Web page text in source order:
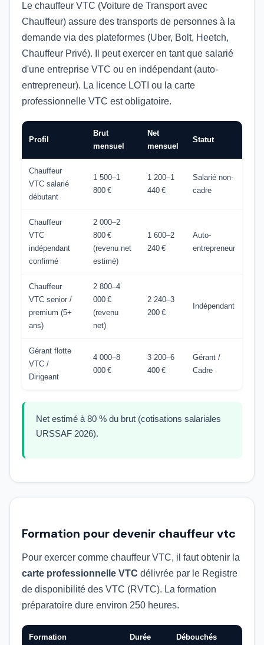
Le chauffeur VTC (Voiture de Transport avec
Chauffeur) assure des transports de personnes à la
demande via des plateformes (Uber, Bolt, Heetch,
Chauffeur Privé). Il peut exercer en tant que salarié
d'une entreprise VTC ou en indépendant (auto-
entrepreneur). La licence LOTI ou la carte
professionnelle VTC est obligatoire.
Profil
Brut
mensuel
Net
mensuel
Statut
Chauffeur
VTC salarié
débutant
1 500–1
800 €
1 200–1
440 €
Salarié non-
cadre
Chauffeur
VTC
indépendant
confirmé
2 000–2
800 €
(revenu net
estimé)
1 600–2
240 €
Auto-
entrepreneur
Chauffeur
VTC senior /
premium (5+
ans)
2 800–4
000 €
(revenu
net)
2 240–3
200 €
Indépendant
Gérant flotte
VTC /
Dirigeant
4 000–8
000 €
3 200–6
400 €
Gérant /
Cadre
Net estimé à 80 % du brut (cotisations salariales
URSSAF 2026).
Formation pour devenir chauffeur vtc
Pour exercer comme chauffeur VTC, il faut obtenir la
carte professionnelle VTC délivrée par le Registre
de disponibilité des VTC (RVTC). La formation
préparatoire dure environ 250 heures.
Formation Durée Débouchés